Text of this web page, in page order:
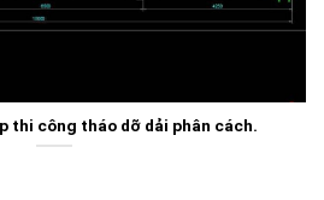
thi công tháo dỡ dải phân cách.